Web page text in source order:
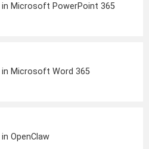
Microsoft PowerPoint 365
Microsoft Word 365
OpenClaw